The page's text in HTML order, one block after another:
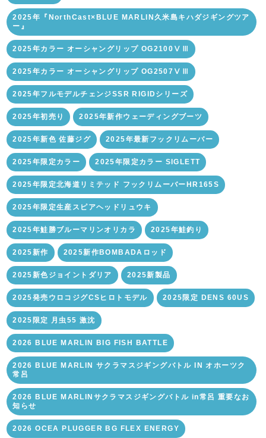
2025年『NorthCast×BLUE MARLIN久米島キハダジギングツア
ー』
2025年カラー オーシャングリップ OG2100ⅤⅢ
2025年カラー オーシャングリップ OG2507ⅤⅢ
2025年フルモデルチェンジSSR RIGIDシリーズ
2025年初売り 2025年新作ウェーディングブーツ
2025年新色 佐藤ジグ 2025年最新フックリムーバー
2025年限定カラー 2025年限定カラー SIGLETT
2025年限定北海道リミテッド フックリムーバーHR165S
2025年限定生産スピアヘッドリュウキ
2025年鮭勝ブルーマリンオリカラ 2025年鮭釣り
2025新作 2025新作BOMBADAロッド
2025新色ジョイントダリア 2025新製品
2025発売ウロコジグCSヒロトモデル 2025限定 DENS 60US
2025限定 月虫55 激沈
2026 BLUE MARLIN BIG FISH BATTLE
2026 BLUE MARLIN サクラマスジギングバトル IN オホーツク
常呂
2026 BLUE MARLINサクラマスジギングバトル in常呂 重要なお
知らせ
2026 OCEA PLUGGER BG FLEX ENERGY